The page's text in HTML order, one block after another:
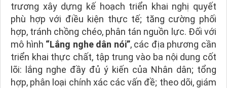
trương xây dựng kế hoạch triển khai nghị quyết
phù hợp với điều kiện thực tế; tăng cường phối
hợp, tránh chồng chéo, phân tán nguồn lực. Đối với
mô hình “Lắng nghe dân nói”, các địa phương cần
triển khai thực chất, tập trung vào ba nội dung cốt
lõi: lắng nghe đầy đủ ý kiến của Nhân dân; tổng
hợp, phân loại chính xác các vấn đề; theo dõi, giám